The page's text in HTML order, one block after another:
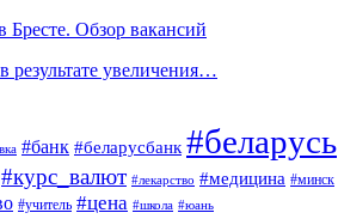
Бресте. Обзор вакансий
увеличения…
#банк #беларусбанк #беларусь
#курс_валют #лекарство #медицина #минск
#учитель #цена #школа #юань